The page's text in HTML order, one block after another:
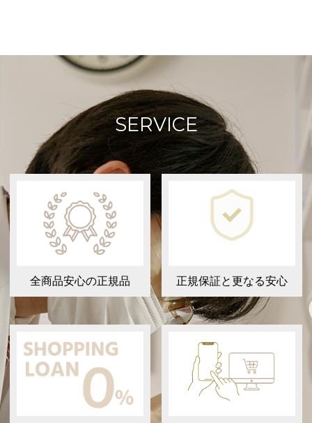
SERVICE
全商品安心の正規品 正規保証と更なる安心